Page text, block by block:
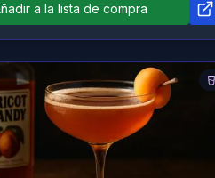
a la lista de compra